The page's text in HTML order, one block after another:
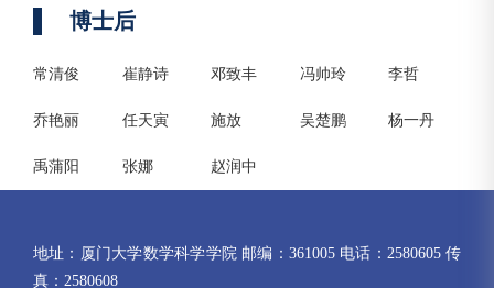
博士后
常清俊 崔静诗 邓致丰 冯帅玲 李哲
乔艳丽 任天寅 施放 吴楚鹏 杨一丹
禹蒲阳 张娜 赵润中
地址：厦门大学数学科学学院 邮编：361005 电话：2580605 传
真：2580608